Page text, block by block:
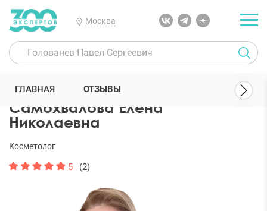
Москва
300 Экспертов Косметологи Самохвалова Елена Николаевна
Самохвалова Елена
Николаевна
Косметолог
5 (2)
ГЛАВНАЯ ОТЗЫВЫ